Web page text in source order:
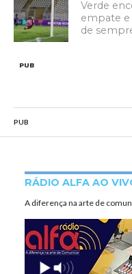
Verde
empate
de
PUB
PUB
RÁDIO ALFA AO
A diferença na arte de